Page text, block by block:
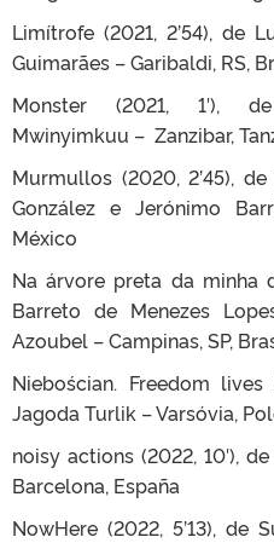
Limítrofe (2021, 2’54), de
Guimarães – Garibaldi, RS,
Monster (2021, 1′),
Mwinyimkuu – Zanzibar,
Murmullos (2020, 2’45),
González e Jerónimo
México
Na árvore preta da minha
Barreto de Menezes
Azoubel – Campinas, SP,
Niebościan. Freedom
Jagoda Turlik – Varsóvia,
noisy actions (2022, 10′),
Barcelona, España
NowHere (2022, 5’13),